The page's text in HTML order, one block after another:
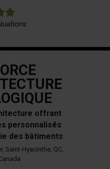
offrant
personnalisés
des bâtiments
Saint-Hyacinthe, QC,